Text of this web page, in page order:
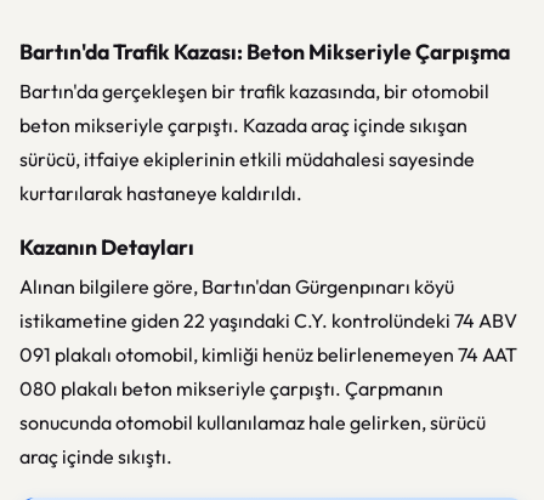
Bartın'da Trafik Kazası: Beton Mikseriyle Çarpışma
Bartın'da gerçekleşen bir trafik kazasında, bir otomobil
beton mikseriyle çarpıştı. Kazada araç içinde sıkışan
sürücü, itfaiye ekiplerinin etkili müdahalesi sayesinde
kurtarılarak hastaneye kaldırıldı.
Kazanın Detayları
Alınan bilgilere göre, Bartın'dan Gürgenpınarı köyü
istikametine giden 22 yaşındaki C.Y. kontrolündeki 74 ABV
091 plakalı otomobil, kimliği henüz belirlenemeyen 74 AAT
080 plakalı beton mikseriyle çarpıştı. Çarpmanın
sonucunda otomobil kullanılamaz hale gelirken, sürücü
araç içinde sıkıştı.